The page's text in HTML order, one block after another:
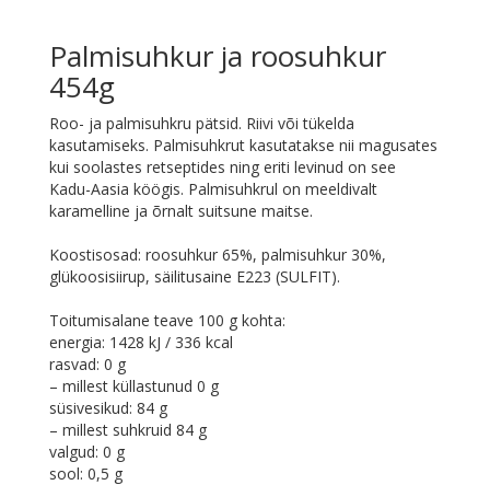
Palmisuhkur ja roosuhkur
454g
Roo- ja palmisuhkru pätsid. Riivi või tükelda
kasutamiseks. Palmisuhkrut kasutatakse nii magusates
kui soolastes retseptides ning eriti levinud on see
Kadu-Aasia köögis. Palmisuhkrul on meeldivalt
karamelline ja õrnalt suitsune maitse.
Koostisosad: roosuhkur 65%, palmisuhkur 30%,
glükoosisiirup, säilitusaine E223 (SULFIT).
Toitumisalane teave 100 g kohta:
energia: 1428 kJ / 336 kcal
rasvad: 0 g
– millest küllastunud 0 g
süsivesikud: 84 g
– millest suhkruid 84 g
valgud: 0 g
sool: 0,5 g